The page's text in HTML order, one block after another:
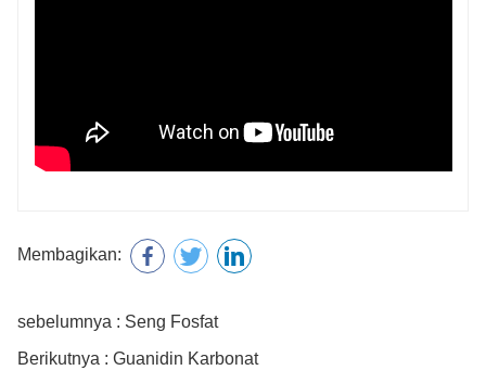
Membagikan:
sebelumnya : Seng Fosfat
Berikutnya : Guanidin Karbonat